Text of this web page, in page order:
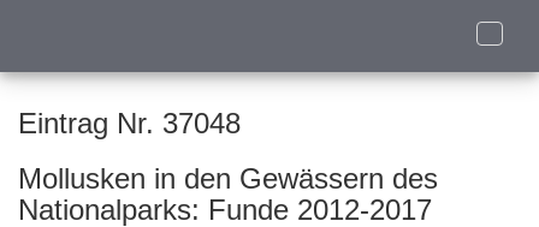
Toggle
Eintrag Nr. 37048
Mollusken in den Gewässern des
Nationalparks: Funde 2012-2017